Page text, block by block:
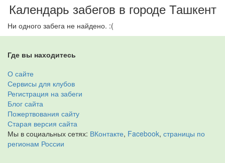
Календарь забегов в городе Ташкент
Ни одного забега не найдено. :(
Где вы находитесь
О сайте
Сервисы для клубов
Регистрация на забеги
Блог сайта
Пожертвования сайту
Старая версия сайта
Мы в социальных сетях: ВКонтакте, Facebook, страницы по
регионам России